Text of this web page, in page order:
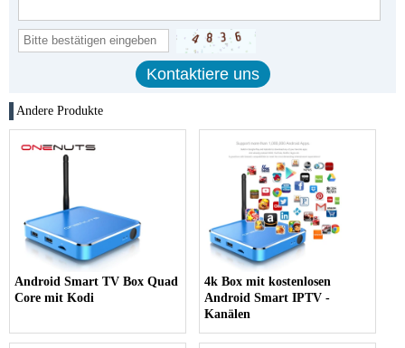
Andere Produkte
Android Smart TV Box Quad
Core mit Kodi
4k Box mit kostenlosen
Android Smart IPTV -
Kanälen